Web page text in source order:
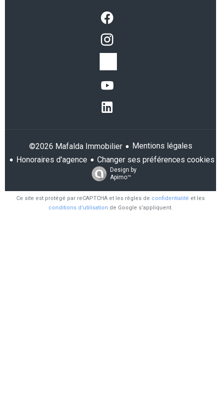
©2026 Mafalda Immobilier
Mentions légales
Honoraires d'agence
Changer ses préférences cookies
Design by
Apimo™
Ce site est protégé par reCAPTCHA et les règles de confidentialité et les
conditions d'utilisation de Google s'appliquent.